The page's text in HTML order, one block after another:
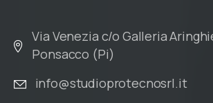
Via Venezia c/o Galleria
Ponsacco (Pi)
info@studioprotecnosrl.it